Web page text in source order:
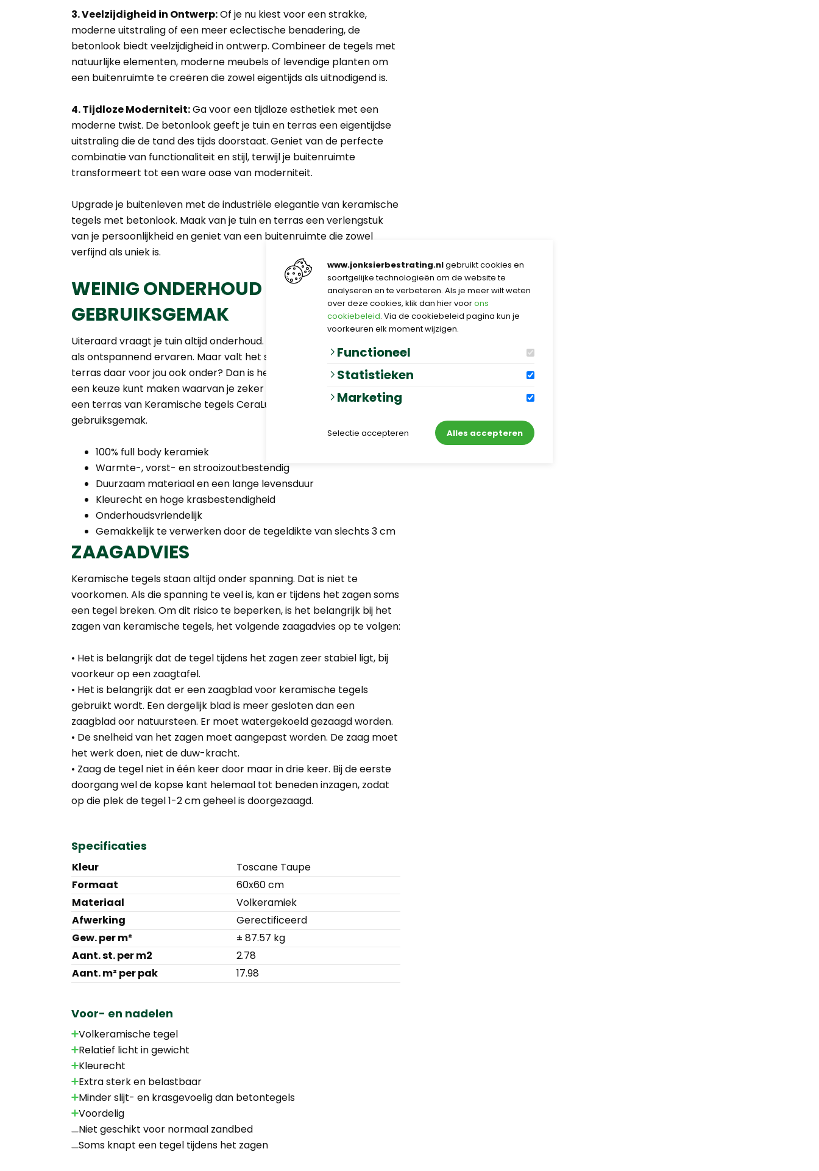
3. Veelzijdigheid in Ontwerp:Of je nu kiest voor een strakke,
moderne uitstraling of een meer eclectische benadering, de
betonlook biedt veelzijdigheid in ontwerp. Combineer de tegels met
natuurlijke elementen, moderne meubels of levendige planten om
een buitenruimte te creëren die zowel eigentijds als uitnodigend is.
4. Tijdloze Moderniteit:Ga voor een tijdloze esthetiek met een
moderne twist. De betonlook geeft je tuin en terras een eigentijdse
uitstraling die de tand des tijds doorstaat. Geniet van de perfecte
combinatie van functionaliteit en stijl, terwijl je buitenruimte
transformeert tot een ware oase van moderniteit.
Upgrade je buitenleven met de industriële elegantie van keramische
tegels met betonlook. Maak van je tuin en terras een verlengstuk
van je persoonlijkheid en geniet van een buitenruimte die zowel
verfijnd als uniek is.
WEINIG ONDERHOUD EN VEEL
GEBRUIKSGEMAK
Uiteraard vraagt je tuin altijd onderhoud. In de tuin werken wordt ook
als ontspannend ervaren. Maar valt het schoonmaken van het
terras daar voor jou ook onder? Dan is het prettig te weten dat je nu
een keuze kunt maken waarvan je zeker geen spijt zult krijgen. Met
een terras van Keramische tegels CeraLuxe kies je voor maximaal
gebruiksgemak.
100% full body keramiek
Warmte-, vorst- en strooizoutbestendig
Duurzaam materiaal en een lange levensduur
Kleurecht en hoge krasbestendigheid
Onderhoudsvriendelijk
Gemakkelijk te verwerken door de tegeldikte van slechts 3 cm
ZAAGADVIES
Keramische tegels staan altijd onder spanning. Dat is niet te
voorkomen. Als die spanning te veel is, kan er tijdens het zagen soms
een tegel breken. Om dit risico te beperken, is het belangrijk bij het
zagen van keramische tegels, het volgende zaagadvies op te volgen:
• Het is belangrijk dat de tegel tijdens het zagen zeer stabiel ligt, bij
voorkeur op een zaagtafel.
• Het is belangrijk dat er een zaagblad voor keramische tegels
gebruikt wordt. Een dergelijk blad is meer gesloten dan een
zaagblad oor natuursteen. Er moet watergekoeld gezaagd worden.
• De snelheid van het zagen moet aangepast worden. De zaag moet
het werk doen, niet de duw-kracht.
• Zaag de tegel niet in één keer door maar in drie keer. Bij de eerste
doorgang wel de kopse kant helemaal tot beneden inzagen, zodat
op die plek de tegel 1-2 cm geheel is doorgezaagd.
Specificaties
Kleur
Toscane Taupe
Formaat
60x60 cm
Materiaal
Volkeramiek
Afwerking
Gerectificeerd
Gew. per m²
± 87.57 kg
Aant. st. per m2
2.78
Aant. m² per pak
17.98
Voor- en nadelen
Volkeramische tegel
Relatief licht in gewicht
Kleurecht
Extra sterk en belastbaar
Minder slijt- en krasgevoelig dan betontegels
Voordelig
Niet geschikt voor normaal zandbed
Soms knapt een tegel tijdens het zagen
www.jonksierbestrating.nlgebruikt cookies en
soortgelijke technologieën om de website te
analyseren en te verbeteren. Als je meer wilt weten
over deze cookies, klik dan hier voorons
cookiebeleid. Via de cookiebeleid pagina kun je
voorkeuren elk moment wijzigen.
Functioneel
Statistieken
Marketing
Selectie accepteren Alles accepteren